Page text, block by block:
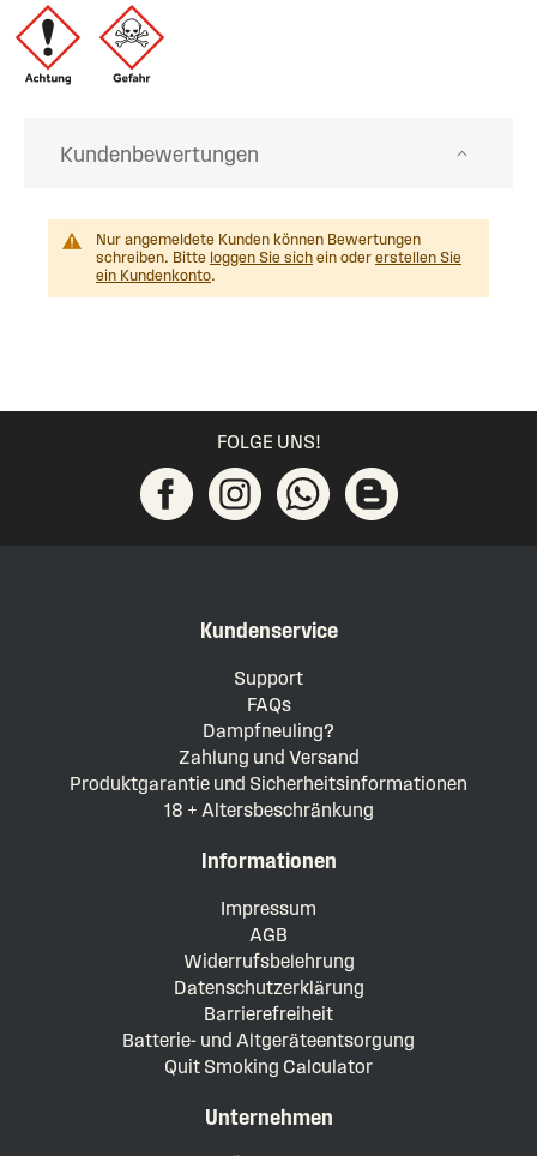
Kundenbewertungen
Nur angemeldete Kunden können Bewertungen
schreiben. Bitte loggen Sie sich ein oder erstellen Sie
ein Kundenkonto.
FOLGE UNS!
Kundenservice
Support
FAQs
Dampfneuling?
Zahlung und Versand
Produktgarantie und Sicherheitsinformationen
18 + Altersbeschränkung
Informationen
Impressum
AGB
Widerrufsbelehrung
Datenschutzerklärung
Barrierefreiheit
Batterie- und Altgeräteentsorgung
Quit Smoking Calculator
Unternehmen